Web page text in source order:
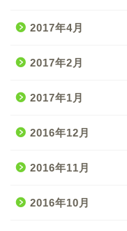
2017年4月
2017年2月
2017年1月
2016年12月
2016年11月
2016年10月